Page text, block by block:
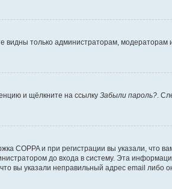
видны только администраторам, модераторам
и щёлкните на ссылку Забыли пароль?.
COPPA и при регистрации вы указали, что
до входа в систему. Эта
вы указали неправильный адрес email либо